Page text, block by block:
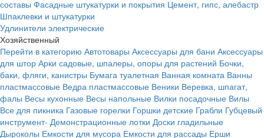
составы Фасадные штукатурки и покрытия Цемент, гипс, алебастр
Шпаклевки и штукатурки
Удлинители электрические
Хозяйственный
Перейти в категорию Автотовары Аксессуары для бани Аксессуары
для штор Арки садовые, шпалеры, опоры для растений Бочки,
баки, фляги, канистры Бумага туалетная Ванная комната Ванны
пластмассовые Ведра пластмассовые Веники Веревка, шпагат,
фалы Весы кухонные Весы напольные Вилки посадочные Вилы
Все для пикника Газовые горелки Горшки детские Грабли Губцевый
инструмент- Демонстрационные лотки Доски гладильные
Дыроколы Емкости для мусора Емкости для рассады Ерши